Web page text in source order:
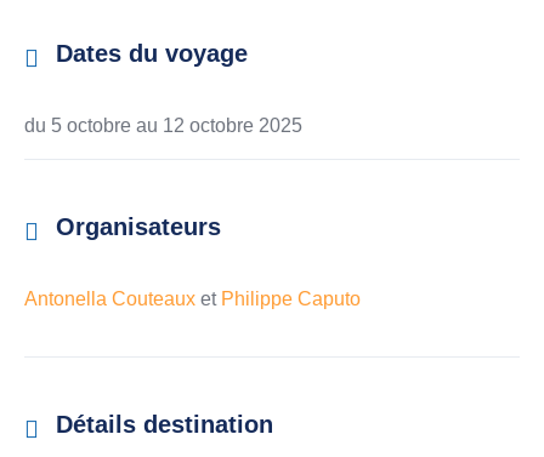
Dates du voyage
du 5 octobre au 12 octobre 2025
Organisateurs
Antonella Couteaux et Philippe Caputo
Détails destination